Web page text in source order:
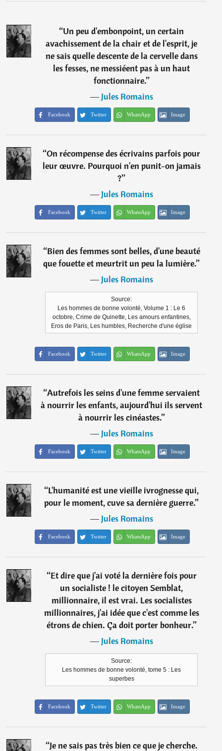
“Un peu d'embonpoint, un certain
avachissement de la chair et de l'esprit, je
ne sais quelle descente de la cervelle dans
les fesses, ne messiéent pas à un haut
fonctionnaire.”
―Jules Romains
Facebook Twitter WhatsApp Image
“On récompense des écrivains parfois pour
leur œuvre. Pourquoi n'en punit-on jamais
?”
―Jules Romains
Facebook Twitter WhatsApp Image
“Bien des femmes sont belles, d'une beauté
que fouette et meurtrit un peu la lumière.”
―Jules Romains
Source:
Les hommes de bonne volonté, Volume 1 : Le 6
octobre, Crime de Quinette, Les amours enfantines,
Eros de Paris, Les humbles, Recherche d'une église
Facebook Twitter WhatsApp Image
“Autrefois les seins d'une femme servaient
à nourrir les enfants, aujourd'hui ils servent
à nourrir les cinéastes.”
―Jules Romains
Facebook Twitter WhatsApp Image
“L'humanité est une vieille ivrognesse qui,
pour le moment, cuve sa dernière guerre.”
―Jules Romains
Facebook Twitter WhatsApp Image
“Et dire que j'ai voté la dernière fois pour
un socialiste ! le citoyen Semblat,
millionnaire, il est vrai. Les socialistes
millionnaires, j'ai idée que c'est comme les
étrons de chien. Ça doit porter bonheur.”
―Jules Romains
Source:
Les hommes de bonne volonté, tome 5 : Les
superbes
Facebook Twitter WhatsApp Image
“Je ne sais pas très bien ce que je cherche.